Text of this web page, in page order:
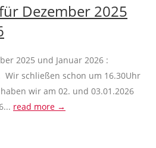
Dezember 2025
2025 und Januar 2026 :
schließen schon um 16.30Uhr
wir am 02. und 03.01.2026
read more →